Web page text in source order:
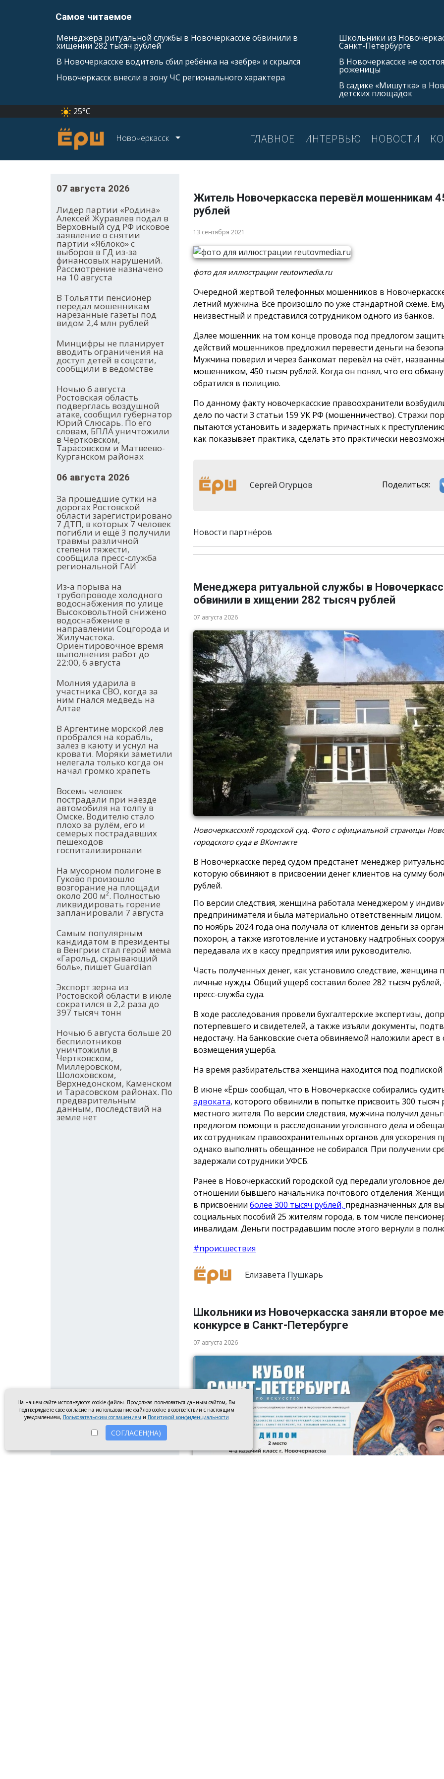
Самое читаемое
Менеджера ритуальной службы в Новочеркасске обвинили в
хищении 282 тысяч рублей
В Новочеркасске водитель сбил ребёнка на «зебре» и скрылся
Новочеркасск внесли в зону ЧС регионального характера
Школьники из
Санкт-Петербурге
В Новочеркасске не
роженицы
В садике «Мишутка» в
детских площадок
25°C
Новочеркасск ГЛАВНОЕ ИНТЕРВЬЮ НОВОСТИ
07 августа 2026
Лидер партии «Родина»
Алексей Журавлев подал в
Верховный суд РФ исковое
заявление о снятии
партии «Яблоко» с
выборов в ГД из-за
финансовых нарушений.
Рассмотрение назначено
на 10 августа
В Тольятти пенсионер
передал мошенникам
нарезанные газеты под
видом 2,4 млн рублей
Минцифры не планирует
вводить ограничения на
доступ детей в соцсети,
сообщили в ведомстве
Ночью 6 августа
Ростовская область
подверглась воздушной
атаке, сообщил губернатор
Юрий Слюсарь. По его
словам, БПЛА уничтожили
в Чертковском,
Тарасовском и Матвеево-
Курганском районах
06 августа 2026
За прошедшие сутки на
дорогах Ростовской
области зарегистрировано
7 ДТП, в которых 7 человек
погибли и ещё 3 получили
травмы различной
степени тяжести,
сообщила пресс-служба
региональной ГАИ
Из-а порыва на
трубопроводе холодного
водоснабжения по улице
Высоковольтной снижено
водоснабжение в
направлении Соцгорода и
Жилучастока.
Ориентировочное время
выполнения работ до
22:00, 6 августа
Молния ударила в
участника СВО, когда за
ним гнался медведь на
Алтае
В Аргентине морской лев
пробрался на корабль,
залез в каюту и уснул на
кровати. Моряки заметили
нелегала только когда он
начал громко храпеть
Восемь человек
пострадали при наезде
автомобиля на толпу в
Омске. Водителю стало
плохо за рулём, его и
семерых пострадавших
пешеходов
госпитализировали
На мусорном полигоне в
Гуково произошло
возгорание на площади
около 200 м². Полностью
ликвидировать горение
запланировали 7 августа
Самым популярным
кандидатом в президенты
в Венгрии стал герой мема
«Гарольд, скрывающий
боль», пишет Guardian
Экспорт зерна из
Ростовской области в июле
сократился в 2,2 раза до
397 тысяч тонн
Ночью 6 августа больше 20
беспилотников
уничтожили в
Чертковском,
Миллеровском,
Шолоховском,
Верхнедонском, Каменском
и Тарасовском районах. По
предварительным
данным, последствий на
земле нет
Житель Новочеркасска перевёл мошенникам
рублей
13 сентября 2021
фото для иллюстрации reutovmedia.ru
Очередной жертвой телефонных мошенников в
летний мужчина. Всё произошло по уже стандартной схеме.
неизвестный и представился сотрудником одного из банков.
Далее мошенник на том конце провода под предлогом
действий мошенников предложил перевести деньги на
Мужчина поверил и через банкомат перевёл на счёт,
мошенником, 450 тысяч рублей. Когда он понял, что его
обратился в полицию.
По данному факту новочеркасские правоохранители
дело по части 3 статьи 159 УК РФ (мошенничество). Стражи
пытаются установить и задержать причастных к
как показывает практика, сделать это практически
Сергей Огурцов Поделиться:
Новости партнёров
Менеджера ритуальной службы в
обвинили в хищении 282 тысяч рублей
07 августа 2026
Новочеркасский городской суд. Фото с официальной страницы
городского суда в ВКонтакте
В Новочеркасске перед судом предстанет менеджер
которую обвиняют в присвоении денег клиентов на сумму
рублей.
По версии следствия, женщина работала менеджером у
предпринимателя и была материально ответственным лицом.
по ноябрь 2024 года она получала от клиентов деньги за
похорон, а также изготовление и установку надгробных
передавала их в кассу предприятия или руководителю.
Часть полученных денег, как установило следствие, женщина
личные нужды. Общий ущерб составил более 282 тысяч
пресс-служба суда.
В ходе расследования провели бухгалтерские экспертизы,
потерпевшего и свидетелей, а также изъяли документы,
недостачу. На банковские счета обвиняемой наложили арест в
возмещения ущерба.
На время разбирательства женщина находится под
В июне «Ёрш» сообщал, что в Новочеркасске собирались
адвоката, которого обвинили в попытке присвоить 300 тысяч
местного жителя. По версии следствия, мужчина получил
предлогом помощи в расследовании уголовного дела и
их сотрудникам правоохранительных органов для ускорения
однако выполнять обещанное не собирался. При получении
задержали сотрудники УФСБ.
Ранее в Новочеркасский городской суд передали уголовное
отношении бывшего начальника почтового отделения.
в присвоении более 300 тысяч рублей, предназначенных для
социальных пособий 25 жителям города, в том числе
инвалидам. Деньги пострадавшим после этого вернули в
#происшествия
Елизавета Пушкарь
Школьники из Новочеркасска заняли второе
конкурсе в Санкт-Петербурге
07 августа 2026
На нашем сайте используются cookie-файлы. Продолжая пользоваться данным сайтом, Вы
подтверждаете свое согласие на использование файлов cookie в соответствии с настоящим
уведомлением, Пользовательским соглашением и Политикой конфиденциальности
СОГЛАСЕН(НА)